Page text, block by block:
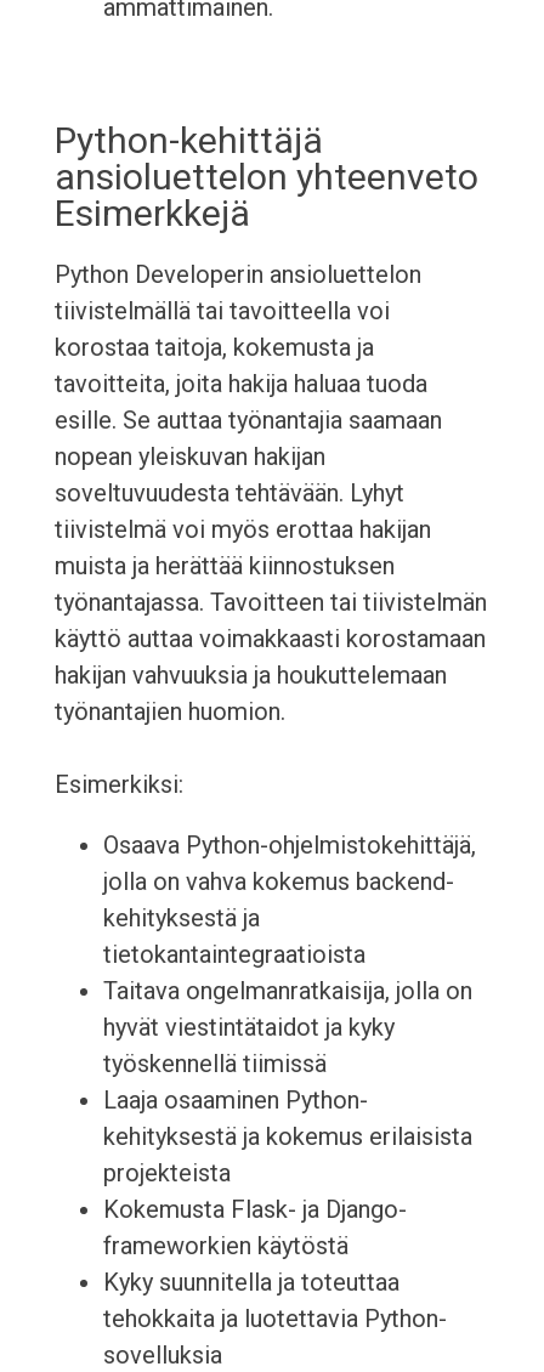
ammattimainen.
Python-kehittäjä
ansioluettelon yhteenveto
Esimerkkejä
Python Developerin ansioluettelon
tiivistelmällä tai tavoitteella voi
korostaa taitoja, kokemusta ja
tavoitteita, joita hakija haluaa tuoda
esille. Se auttaa työnantajia saamaan
nopean yleiskuvan hakijan
soveltuvuudesta tehtävään. Lyhyt
tiivistelmä voi myös erottaa hakijan
muista ja herättää kiinnostuksen
työnantajassa. Tavoitteen tai tiivistelmän
käyttö auttaa voimakkaasti korostamaan
hakijan vahvuuksia ja houkuttelemaan
työnantajien huomion.
Esimerkiksi:
Osaava Python-ohjelmistokehittäjä,
jolla on vahva kokemus backend-
kehityksestä ja
tietokantaintegraatioista
Taitava ongelmanratkaisija, jolla on
hyvät viestintätaidot ja kyky
työskennellä tiimissä
Laaja osaaminen Python-
kehityksestä ja kokemus erilaisista
projekteista
Kokemusta Flask- ja Django-
frameworkien käytöstä
Kyky suunnitella ja toteuttaa
tehokkaita ja luotettavia Python-
sovelluksia